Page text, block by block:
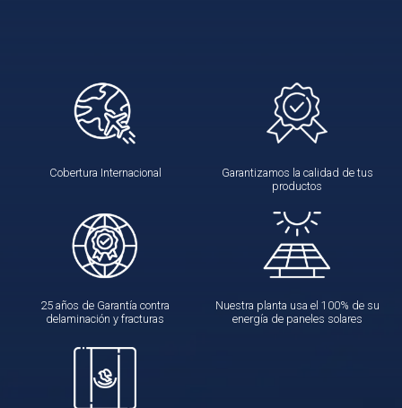
Cobertura Internacional
Garantizamos la calidad de tus
productos
25 años de Garantía contra
delaminación y fracturas
Nuestra planta usa el 100% de su
energía de paneles solares